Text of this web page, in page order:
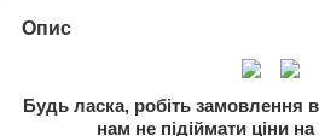
Опис
Будь ласка, робіть замовлення
нам не підіймати ціни на